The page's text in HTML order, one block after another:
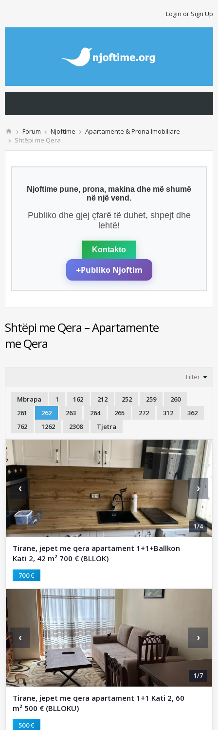
Login or Sign Up
Forum Njoftime
Apartamente & Prona Imobiliare
Shtëpi me Qera
Njoftime pune, prona, makina dhe më shumë
në një vend.
Publiko dhe gjej çfarë të duhet, shpejt dhe
lehtë!
Kontakto
+Publiko Njoftim
Shtëpi me Qera – Apartamente
me Qera
Filter
Mbrapa 1 162 212 252 259
260
261
262 263 264 265 272 312
362
762
1262 2308 Tjetra
1/4
‹ ›
Tirane, jepet me qera apartament 1+1+Ballkon
Kati 2, 42 m² 700 € (BLLOK)
700 €
1/7
‹ ›
Tirane, jepet me qera apartament 1+1 Kati 2, 60
m² 500 € (BLLOKU)
500 €